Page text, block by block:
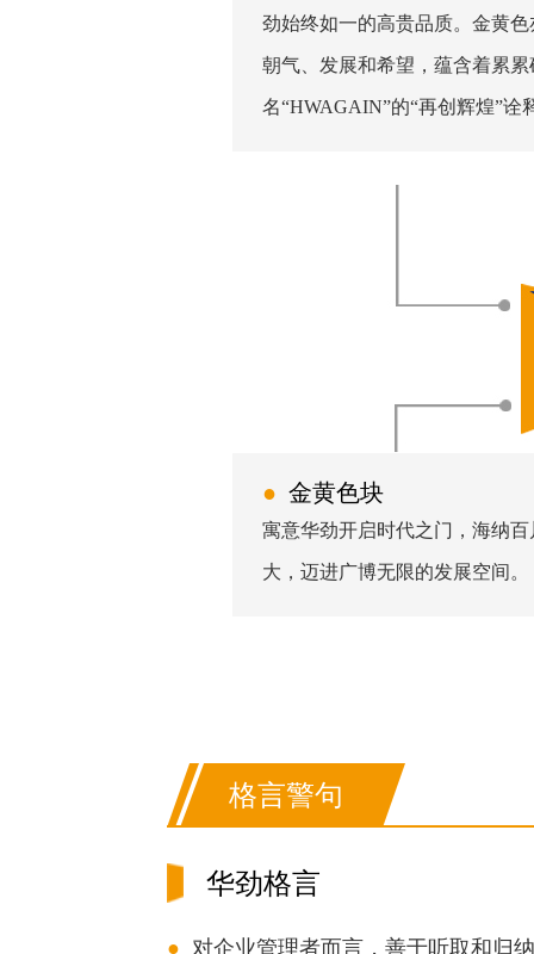
劲始终如一的高贵品质。金黄
朝气、发展和希望，蕴含着累
名“HWAGAIN”的“再创辉煌”诠
● 金黄色块
寓意华劲开启时代之门，海纳
大，迈进广博无限的发展空间。
格言警句
华劲格言
● 对企业管理者而言，善于听取和归